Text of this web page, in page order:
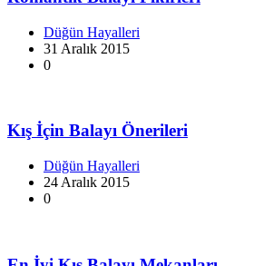
Düğün Hayalleri
31 Aralık 2015
0
Kış İçin Balayı Önerileri
Düğün Hayalleri
24 Aralık 2015
0